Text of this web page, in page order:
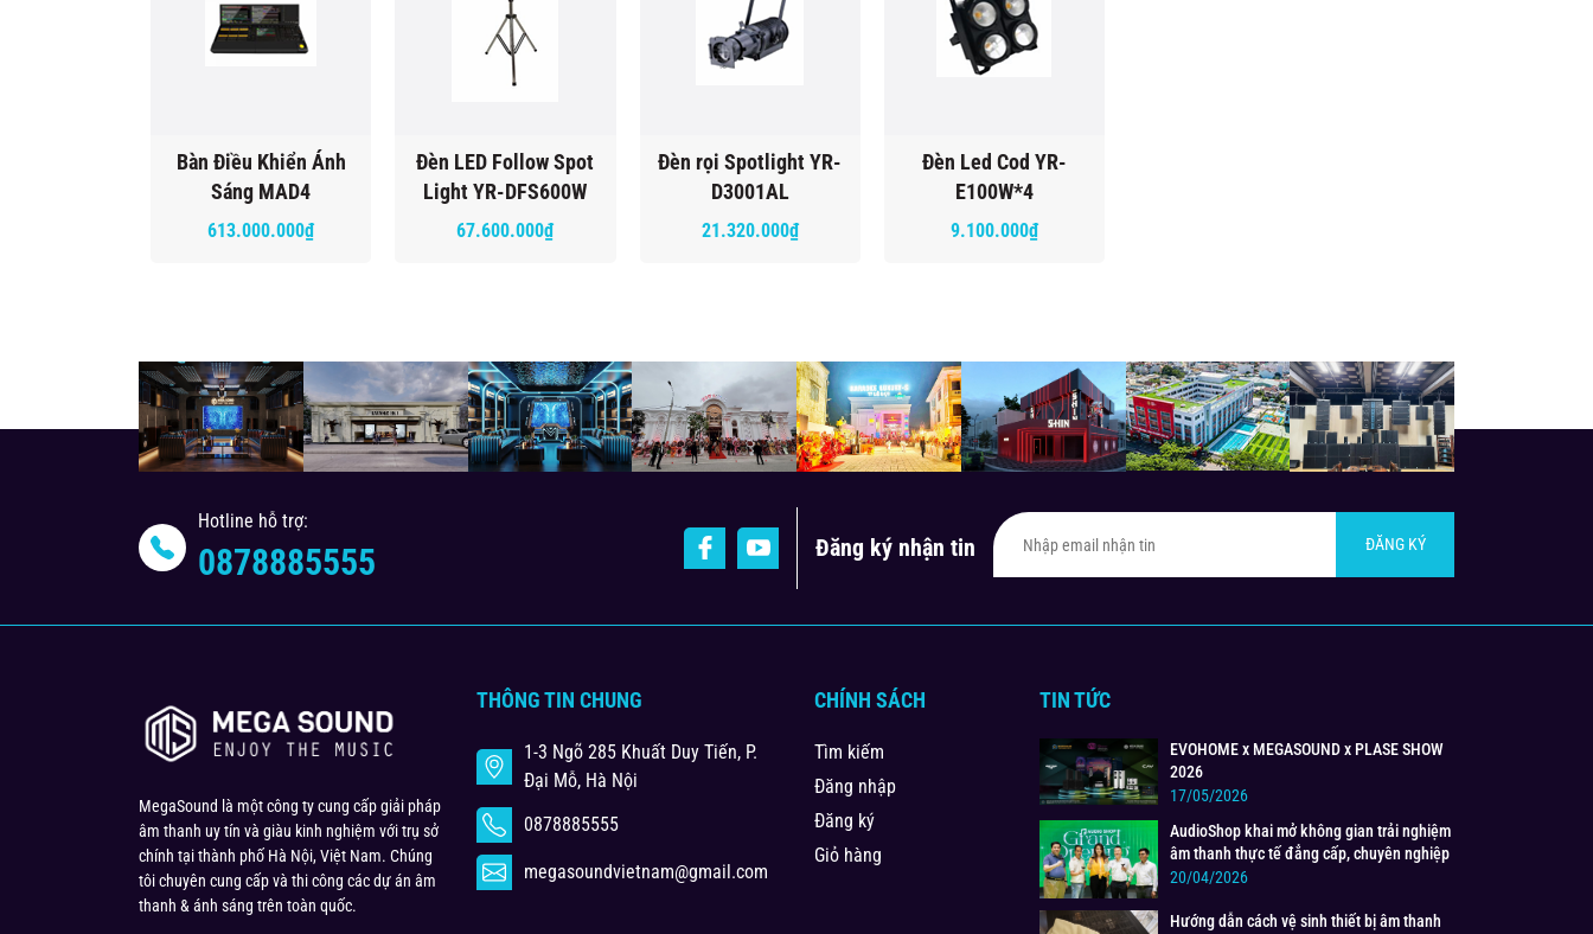
Bàn Điều Khiển Ánh
Sáng MAD4
613.000.000₫
Đèn LED Follow Spot
Light YR-DFS600W
67.600.000₫
Đèn rọi Spotlight YR-
D3001AL
21.320.000₫
Đèn Led Cod YR-
E100W*4
9.100.000₫
Hotline hỗ trợ:
0878885555 Đăng ký nhận tin ĐĂNG KÝ
MegaSound là một công ty cung cấp giải pháp
âm thanh uy tín và giàu kinh nghiệm với trụ sở
chính tại thành phố Hà Nội, Việt Nam. Chúng
tôi chuyên cung cấp và thi công các dự án âm
thanh & ánh sáng trên toàn quốc.
THÔNG TIN CHUNG
1-3 Ngõ 285 Khuất Duy Tiến, P.
Đại Mỗ, Hà Nội
0878885555
megasoundvietnam@gmail.com
CHÍNH SÁCH
Tìm kiếm
Đăng nhập
Đăng ký
Giỏ hàng
TIN TỨC
EVOHOME x MEGASOUND x PLASE SHOW
2026
17/05/2026
AudioShop khai mở không gian trải nghiệm
âm thanh thực tế đẳng cấp, chuyên nghiệp
20/04/2026
Hướng dẫn cách vệ sinh thiết bị âm thanh